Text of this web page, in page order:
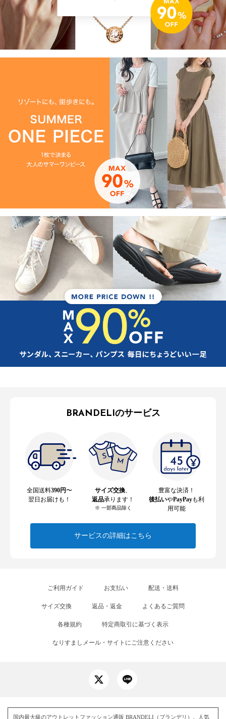
BRANDELIのサービス
全国送料390円〜
翌日お届けも！
サイズ交換、
返品承ります！
※ 一部商品除く
豊富な決済！
後払いやPayPayも利
用可能
サービスの詳細はこちら
ご利用ガイド お支払い 配送・送料
サイズ交換 返品・返金 よくあるご質問
各種規約 特定商取引に基づく表示
なりすましメール・サイトにご注意ください
国内最大級のアウトレットファッション通販 BRANDELI（ブランデリ）。人気